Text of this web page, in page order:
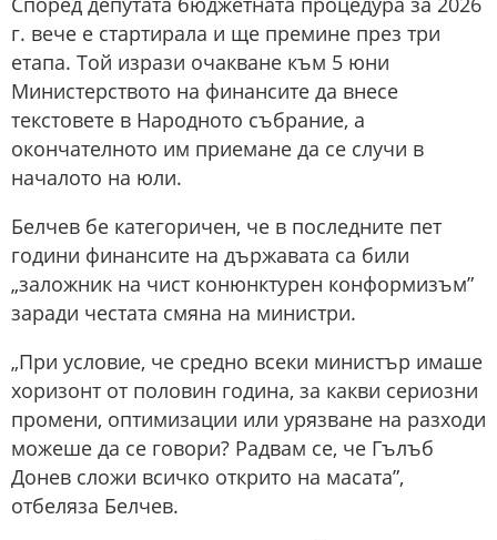
г. вече е стартирала и ще премине през три
етапа. Той изрази очакване към 5 юни
Министерството на финансите да внесе
текстовете в Народното събрание, а
окончателното им приемане да се случи в
началото на юли.
Белчев бе категоричен, че в последните пет
години финансите на държавата са били
„заложник на чист конюнктурен конформизъм”
заради честата смяна на министри.
„При условие, че средно всеки министър имаше
хоризонт от половин година, за какви сериозни
промени, оптимизации или урязване на разходи
можеше да се говори? Радвам се, че Гълъб
Донев сложи всичко открито на масата”,
отбеляза Белчев.